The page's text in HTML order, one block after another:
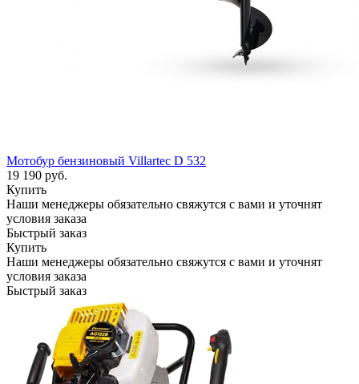
Мотобур бензиновый Villartec D 532
19 190 руб.
Купить
Наши менеджеры обязательно свяжутся с вами и уточнят
условия заказа
Быстрый заказ
Купить
Наши менеджеры обязательно свяжутся с вами и уточнят
условия заказа
Быстрый заказ